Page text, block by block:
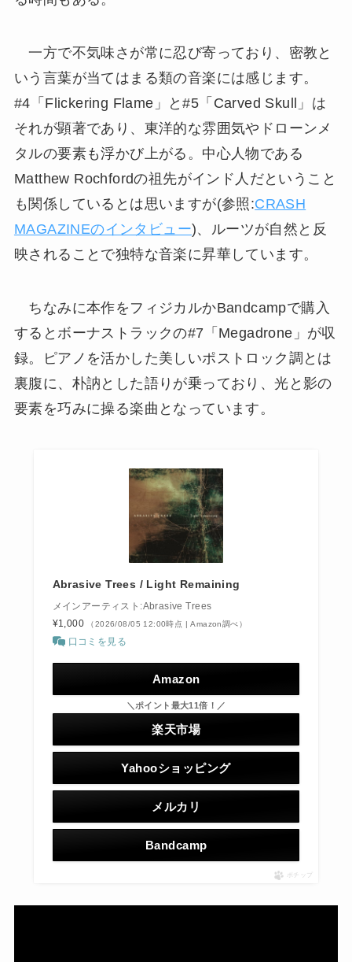
一方で不気味さが常に忍び寄っており、密教と
いう言葉が当てはまる類の音楽には感じます。
#4「Flickering Flame」と#5「Carved Skull」は
それが顕著であり、東洋的な雰囲気やドローンメ
タルの要素も浮かび上がる。中心人物である
Matthew Rochfordの祖先がインド人だということ
も関係しているとは思いますが(参照:CRASH
MAGAZINEのインタビュー)、ルーツが自然と反
映されることで独特な音楽に昇華しています。
ちなみに本作をフィジカルかBandcampで購入
するとボーナストラックの#7「Megadrone」が収
録。ピアノを活かした美しいポストロック調とは
裏腹に、朴訥とした語りが乗っており、光と影の
要素を巧みに操る楽曲となっています。
Abrasive Trees / Light Remaining
メインアーティスト:Abrasive Trees
¥1,000
（2026/08/05 12:00時点 | Amazon調べ）
口コミを見る
Amazon
＼ポイント最大11倍！／
楽天市場
Yahooショッピング
メルカリ
Bandcamp
ポチップ